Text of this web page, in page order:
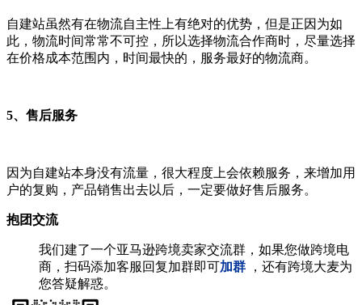
自建站虽然有在物流自主性上有绝对的优势，但是正因为如
此，物流时间常常不可控，所以选择物流合作商时，尽量选择
在价格成本范围内，时间最快的，服务最好的物流商。
5、售后服务
因为自建站本身没有流量，很大程度上会依赖服务，来增加用
户的复购，产品销售出去以后，一定要做好售后服务。
抱团交流
我们建了一个亚马逊跨境卖家交流群，如果您做跨境电
商，扫码添加客服回复加群即可加群
，还有跨境大麦为
您答疑解惑。